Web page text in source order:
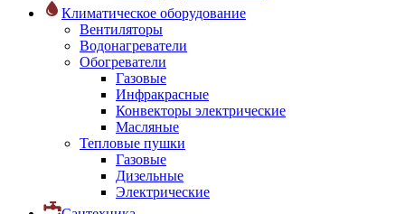
Климатическое оборудование
Вентиляторы
Водонагреватели
Обогреватели
Газовые
Инфракрасные
Конвекторы электрические
Масляные
Тепловые пушки
Газовые
Дизельные
Электрические